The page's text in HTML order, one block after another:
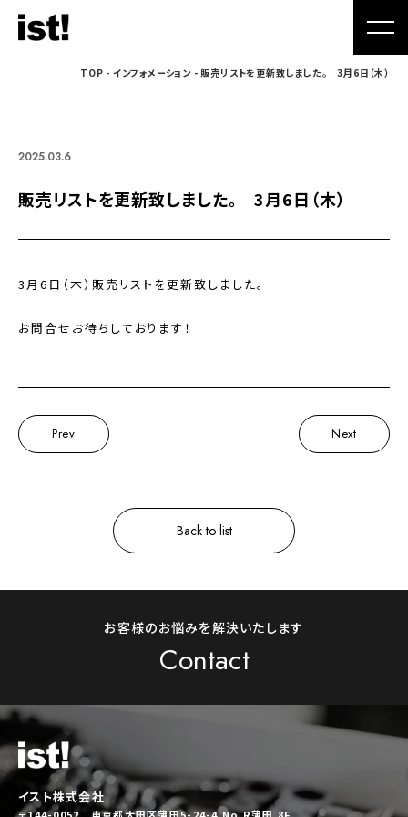
TOP - インフォメーション- 販売リストを更新致しました。 3月6日（木）
2025.03.6
販売リストを更新致しました。 3月6日（木）
3月6日（木）販売リストを更新致しました。
お問合せお待ちしております！
Prev Next
Back to list
お客様のお悩みを解決いたします
Contact
イスト株式会社